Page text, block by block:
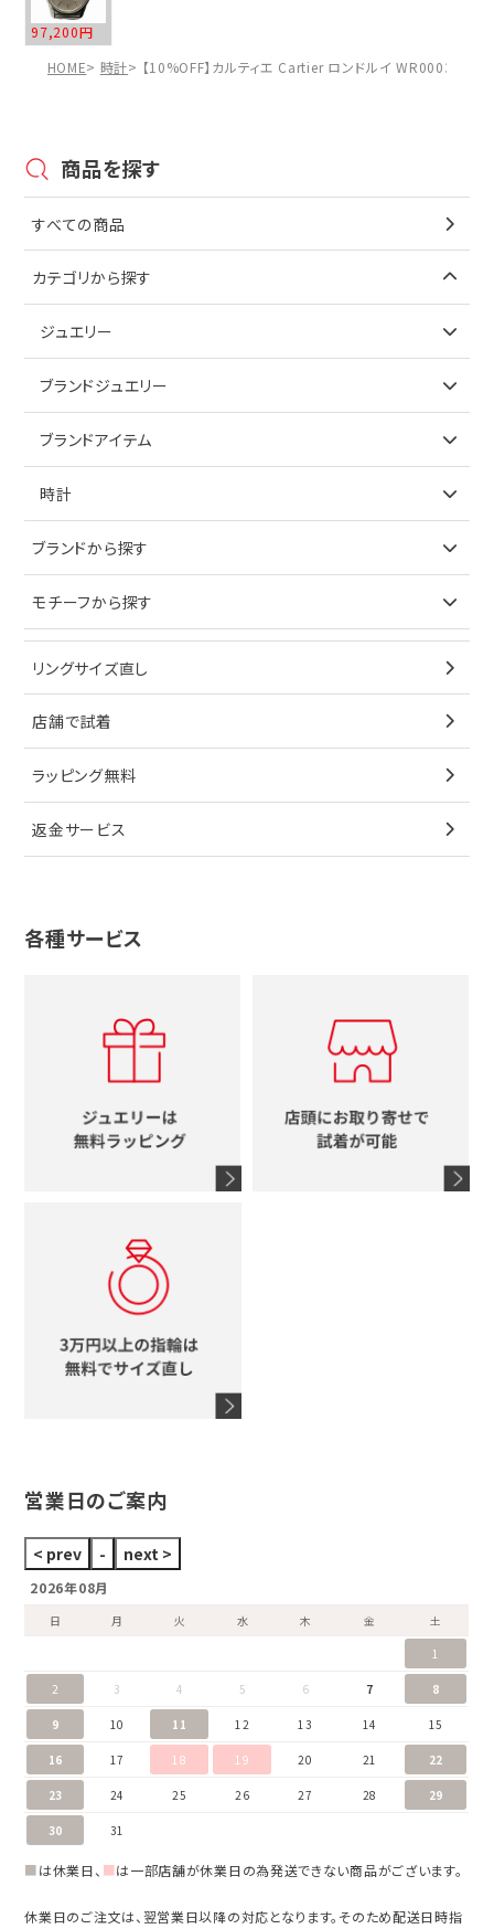
97,200円
HOME
時計 【10%OFF】カルティエ Cartier ロンドルイ WR000351 ク
商品を探す
すべての商品
カテゴリから探す
ジュエリー
アイテムで探す
ブレスレット
ペンダントトップ
ブローチ
その他
ノーブランドジュエリーをすべて見る
ブランドジュエリー
アイテムで探す
イヤリング
ブレスレット
ペンダントトップ
ブローチ
その他
ティファニー
ブルガリ
グッチ
スタージュエリー
ウノアエレ
ブランドアイテム
アイテムで探す
キーケース
サングラス
シューズ
香水
シャネル
コーチ
ブランドアイテムをすべて見る
時計
ブランドで探す
オメガ
シャネル
タグホイヤー
カルティエ
セイコー
メンズ時計
時計をすべて見る
ブランドから探す
ティファニー
ブルガリ
カルティエ
ウノアエレ
4℃
グッチ
ルイヴィトン
エルメス
シャネル
タグホイヤー
モチーフから探す
星
リボン
花
十字架
イニシャル
リングサイズ直し
店舗で試着
ラッピング無料
返金サービス
各種サービス
営業日のご案内
2026年08月
日 月 火 水 木 金
土
1
2 3 4 5 6 7 8
9 10 11 12 13 14 15
16 17 18 19 20 21 22
23 24 25 26 27 28 29
30 31
■は休業日、 ■は一部店舗が休業日の為発送できない商品がございます。
休業日のご注文は、翌営業日以降の対応となります。そのため配送日時指